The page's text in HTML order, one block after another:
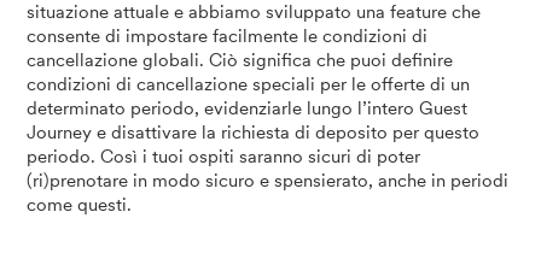
situazione attuale e abbiamo sviluppato una feature che
consente di impostare facilmente le condizioni di
cancellazione globali. Ciò significa che puoi definire
condizioni di cancellazione speciali per le offerte di un
determinato periodo, evidenziarle lungo l’intero Guest
Journey e disattivare la richiesta di deposito per questo
periodo. Così i tuoi ospiti saranno sicuri di poter
(ri)prenotare in modo sicuro e spensierato, anche in periodi
come questi.